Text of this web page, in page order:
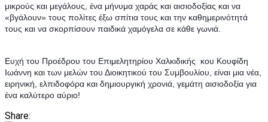
μικρούς και μεγάλους, ένα μήνυμα χαράς και αισιοδοξίας και να
«βγάλουν» τους πολίτες έξω σπίτια τους και την καθημερινότητά
τους και να σκορπίσουν παιδικά χαμόγελα σε κάθε γωνιά.
Ευχή του Προέδρου του Επιμελητηρίου Χαλκιδικής  κου Κουφίδη
Ιωάννη και των μελών του Διοικητικού του Συμβουλίου, είναι μια νέα,
ειρηνική, ελπιδοφόρα και δημιουργική χρονιά, γεμάτη αισιοδοξία για
ένα καλύτερο αύριο!
Share: